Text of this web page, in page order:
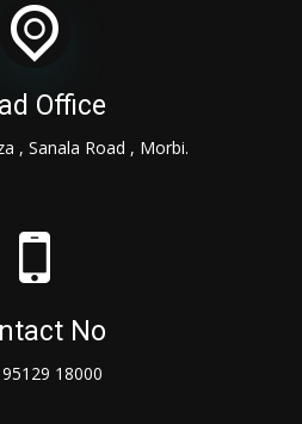
Office
, Sanala Road , Morbi.
No
18000